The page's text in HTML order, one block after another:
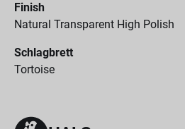
Finish
Natural Transparent High Polish
Schlagbrett
Tortoise